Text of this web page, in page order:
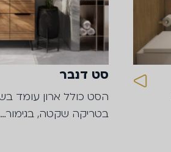
סט דנבר
בטריקה שקטה, בגימור…